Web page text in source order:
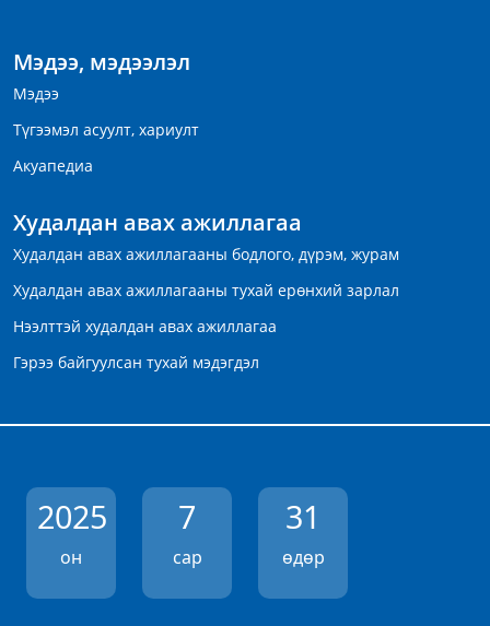
Мэдээ, мэдээлэл
Мэдээ
Түгээмэл асуулт, хариулт
Акуапедиа
Худалдан авах ажиллагаа
Худалдан авах ажиллагааны бодлого, дүрэм, журам
Худалдан авах ажиллагааны тухай ерөнхий зарлал
Нээлттэй худалдан авах ажиллагаа
Гэрээ байгуулсан тухай мэдэгдэл
2025
он
7
сар
31
өдөр